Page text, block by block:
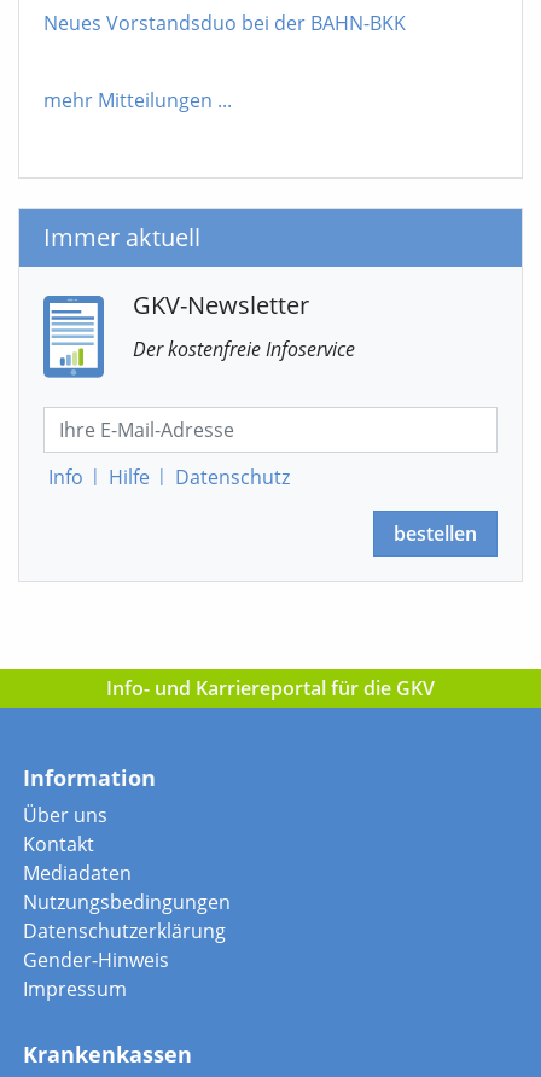
Neues Vorstandsduo bei der BAHN-BKK
mehr Mitteilungen ...
Immer aktuell
GKV-Newsletter
Der kostenfreie Infoservice
Info | Hilfe | Datenschutz
bestellen
Info- und Karriereportal für die GKV
Information
Über uns
Kontakt
Mediadaten
Nutzungsbedingungen
Datenschutzerklärung
Gender-Hinweis
Impressum
Krankenkassen